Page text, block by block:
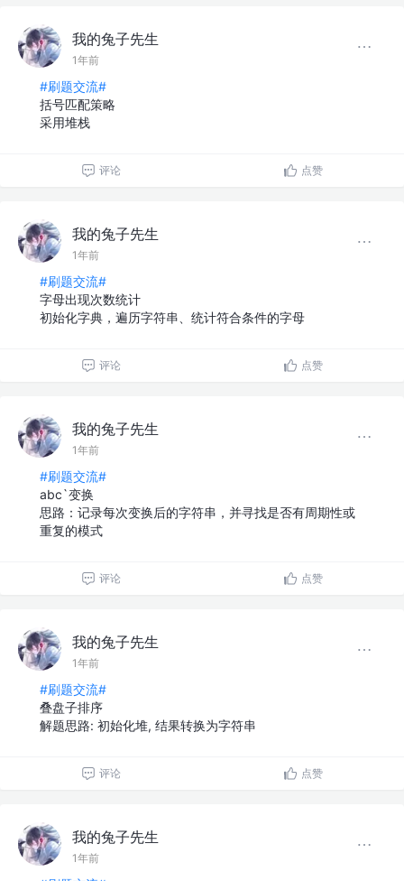
我的兔子先生
1年前
#刷题交流#
括号匹配策略
采用堆栈
评论 点赞
我的兔子先生
1年前
#刷题交流#
字母出现次数统计
初始化字典，遍历字符串、统计符合条件的字母
评论 点赞
我的兔子先生
1年前
#刷题交流#
abc`变换
思路：记录每次变换后的字符串，并寻找是否有周期性或
重复的模式
评论 点赞
我的兔子先生
1年前
#刷题交流#
叠盘子排序
解题思路: 初始化堆, 结果转换为字符串
评论 点赞
我的兔子先生
1年前